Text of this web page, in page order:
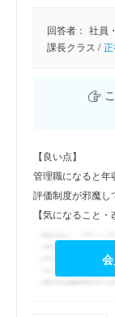
回答者： 社員
課長クラス /
【良い点】
管理職になると年
評価制度が邪魔し
【気になること